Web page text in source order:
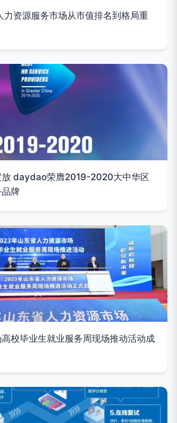
力资源服务市场从市值排名到格局重
放 daydao荣膺2019-2020大中华区
牌
校毕业生就业服务周现场推动活动成